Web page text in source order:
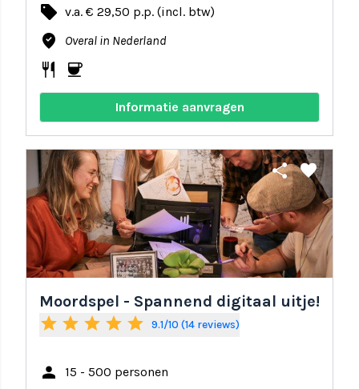
local_offer v.a. € 29,50 p.p. (incl. btw)
where_to_vote Overal in Nederland
restaurant coffee
Informatie aanvragen
share favorite
Moordspel - Spannend digitaal uitje!
star star star star star 9.1/10 (14 reviews)
person 15 - 500 personen